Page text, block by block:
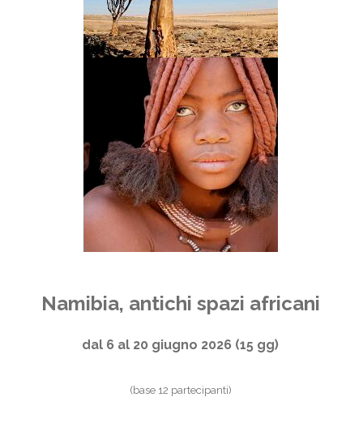
Namibia, antichi spazi africani
dal 6 al 20 giugno 2026 (15 gg)
(base 12 partecipanti)